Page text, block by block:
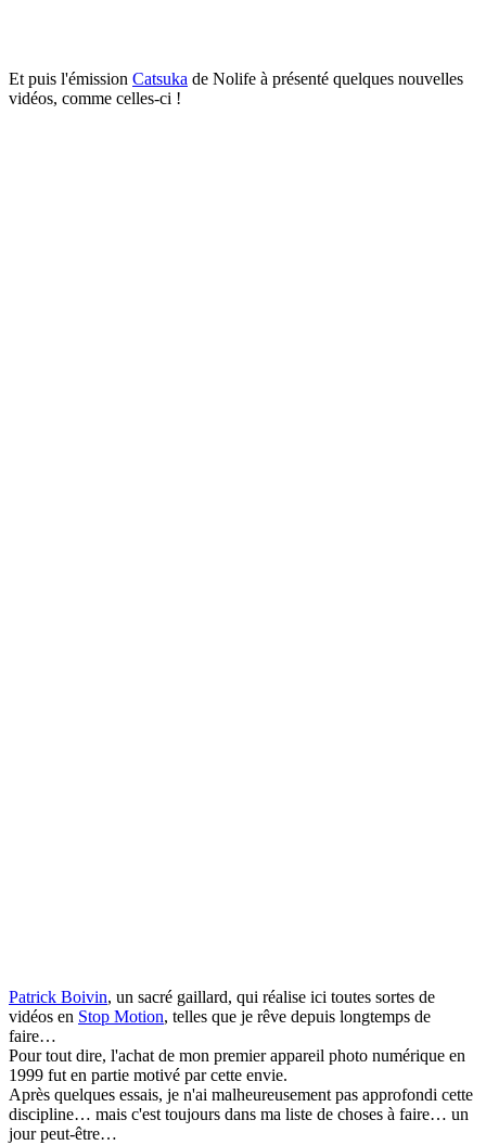
Et puis l'émission Catsuka de Nolife à présenté quelques nouvelles
vidéos, comme celles-ci !
Patrick Boivin, un sacré gaillard, qui réalise ici toutes sortes de
vidéos en Stop Motion, telles que je rêve depuis longtemps de
faire…
Pour tout dire, l'achat de mon premier appareil photo numérique en
1999 fut en partie motivé par cette envie.
Après quelques essais, je n'ai malheureusement pas approfondi cette
discipline… mais c'est toujours dans ma liste de choses à faire… un
jour peut-être…